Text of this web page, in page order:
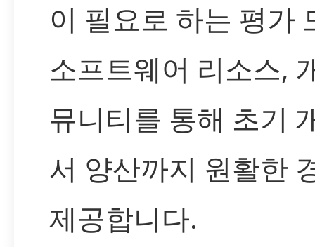
이 필요로 하는 평가
소프트웨어 리소스,
뮤니티를 통해 초기
서 양산까지 원활한
제공합니다.